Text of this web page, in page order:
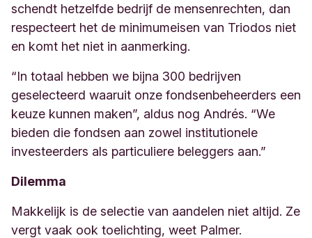
schendt hetzelfde bedrijf de mensenrechten, dan
respecteert het de minimumeisen van Triodos niet
en komt het niet in aanmerking.
“In totaal hebben we bijna 300 bedrijven
geselecteerd waaruit onze fondsenbeheerders een
keuze kunnen maken”, aldus nog Andrés. “We
bieden die fondsen aan zowel institutionele
investeerders als particuliere beleggers aan.”
Dilemma
Makkelijk is de selectie van aandelen niet altijd. Ze
vergt vaak ook toelichting, weet Palmer.